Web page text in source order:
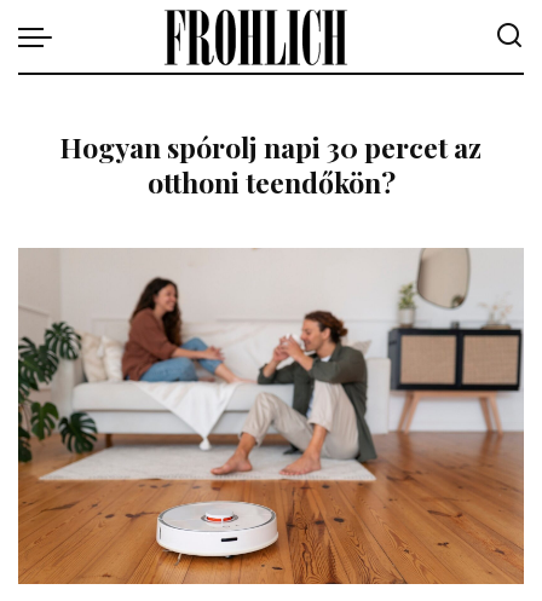
Hogyan spórolj napi 30 percet az
otthoni teendőkön?